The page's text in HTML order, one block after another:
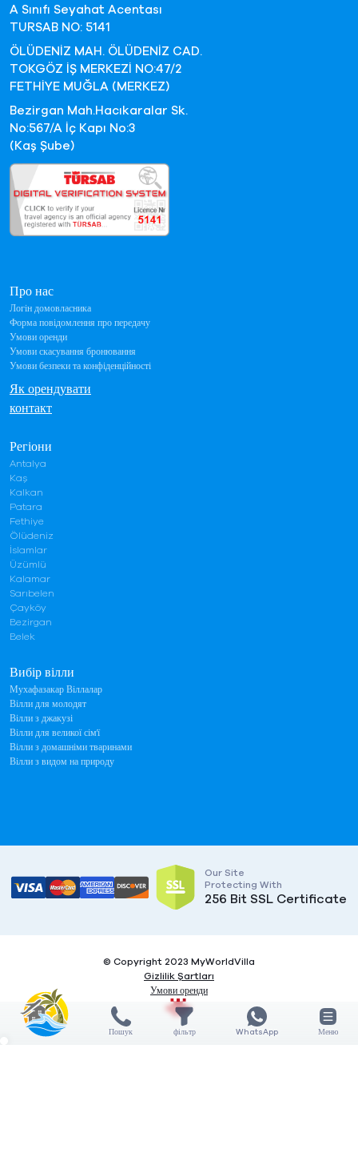
Вибір вілли
Мухафазакар Віллалар
Вілли для молодят
Вілли з джакузі
Вілли для великої сім'ї
Вілли з домашніми тваринами
Вілли з видом на природу
Регіони
Antalya
Kaş
Kalkan
Patara
Fethiye
Ölüdeniz
İslamlar
Üzümlü
Kalamar
Sarıbelen
Çayköy
Bezirgan
Belek
Про нас
Логін домовласника
Форма повідомлення про передачу
Умови оренди
Умови скасування бронювання
Умови безпеки та конфіденційності
Як орендувати
контакт
A Sınıfı Seyahat Acentası
TURSAB NO: 5141
ÖLÜDENİZ MAH. ÖLÜDENİZ CAD.
TOKGÖZ İŞ MERKEZİ NO:47/2
FETHİYE MUĞLA (MERKEZ)
Bezirgan Mah.Hacıkaralar Sk.
No:567/A İç Kapı No:3
(Kaş Şube)
Our Site
Protecting With
256 Bit SSL Certificate
© Copyright 2023 MyWorldVilla
Gizlilik Şartları
Умови оренди
Пошук фільтр WhatsApp Меню